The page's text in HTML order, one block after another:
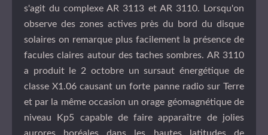
s'agit du complexe AR 3113 et AR 3110. Lorsqu'on
observe des zones actives près du bord du disque
solaires on remarque plus facilement la présence de
facules claires autour des taches sombres. AR 3110
a produit le 2 octobre un sursaut énergétique de
classe X1.06 causant un forte panne radio sur Terre
et par la même occasion unorage géomagnétique de
niveau Kp5 capable de faire apparaître de jolies
aurores boréales dans les hautes latitudes de